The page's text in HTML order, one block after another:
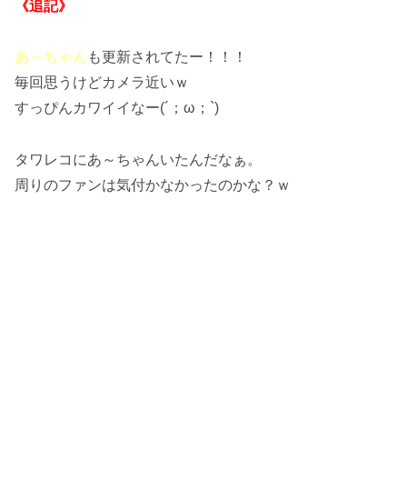
《追記》
あ～ちゃんも更新されてたー！！！
毎回思うけどカメラ近いｗ
すっぴんカワイイなー(´；ω；`)
タワレコにあ～ちゃんいたんだなぁ。
周りのファンは気付かなかったのかな？ｗ